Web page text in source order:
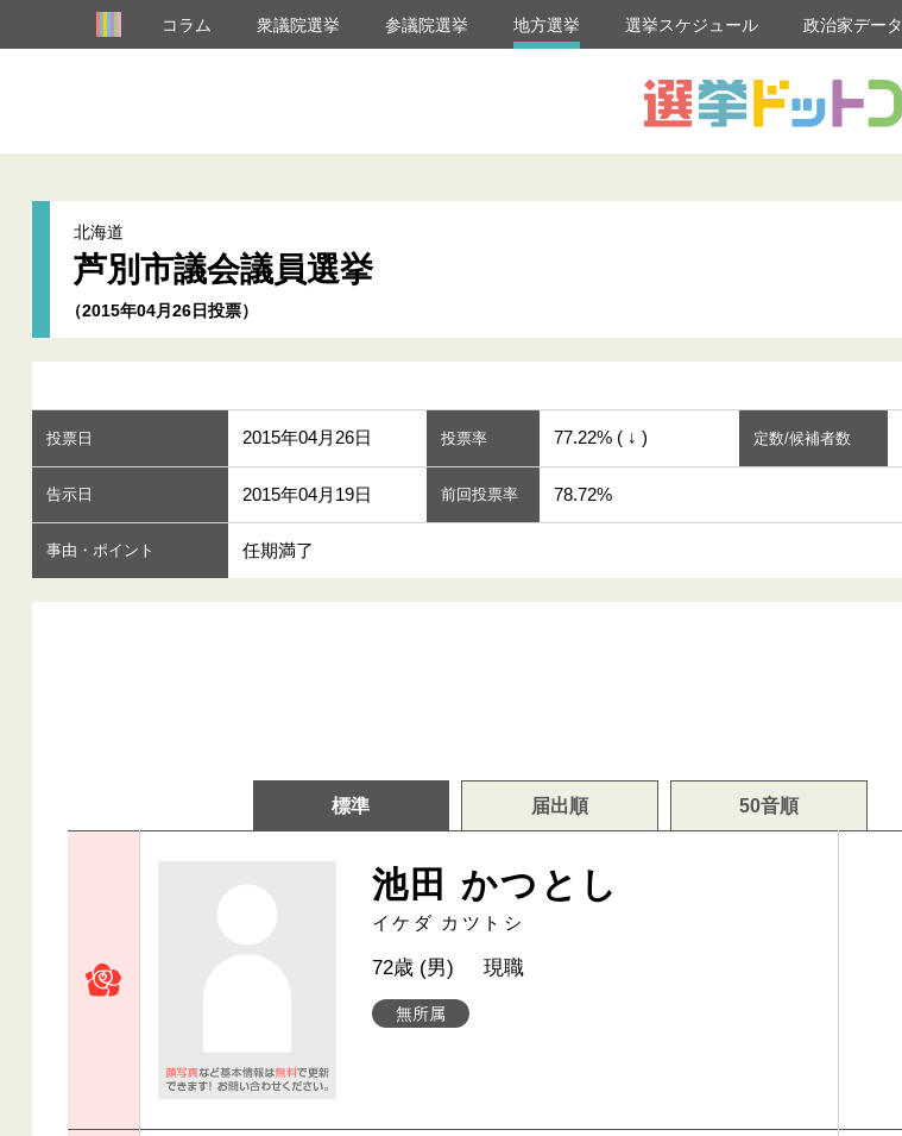
コラム 衆議院選挙 参議院選挙 地方選挙 選挙スケジュール 政治家データ
北海道
芦別市議会議員選挙
（2015年04月26日投票）
投票日 2015年04月26日 投票率 77.22% ( ↓ ) 定数/候補者数
告示日 2015年04月19日 前回投票率 78.72%
事由・ポイント 任期満了
標準 届出順 50音順
池田 かつとし
イケダ カツトシ
無所属
72歳 (男) 現職